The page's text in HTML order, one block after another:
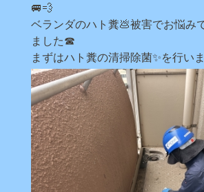
🚐💨
ベランダのハト糞💩被害でお悩み
ました☎
まずはハト糞の清掃除菌✨を行い